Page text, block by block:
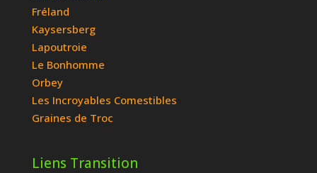
Fréland
Kaysersberg
Lapoutroie
Le Bonhomme
Orbey
Les Incroyables Comestibles
Graines de Troc
Liens Transition